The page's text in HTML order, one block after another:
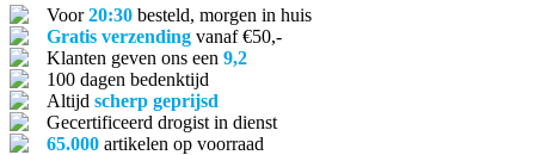
Voor20:30 besteld, morgen in huis
Gratis verzending vanaf €50,-
Klanten geven ons een 9,2
100 dagen bedenktijd
Altijd scherp geprijsd
Gecertificeerd drogist in dienst
65.000 artikelen op voorraad